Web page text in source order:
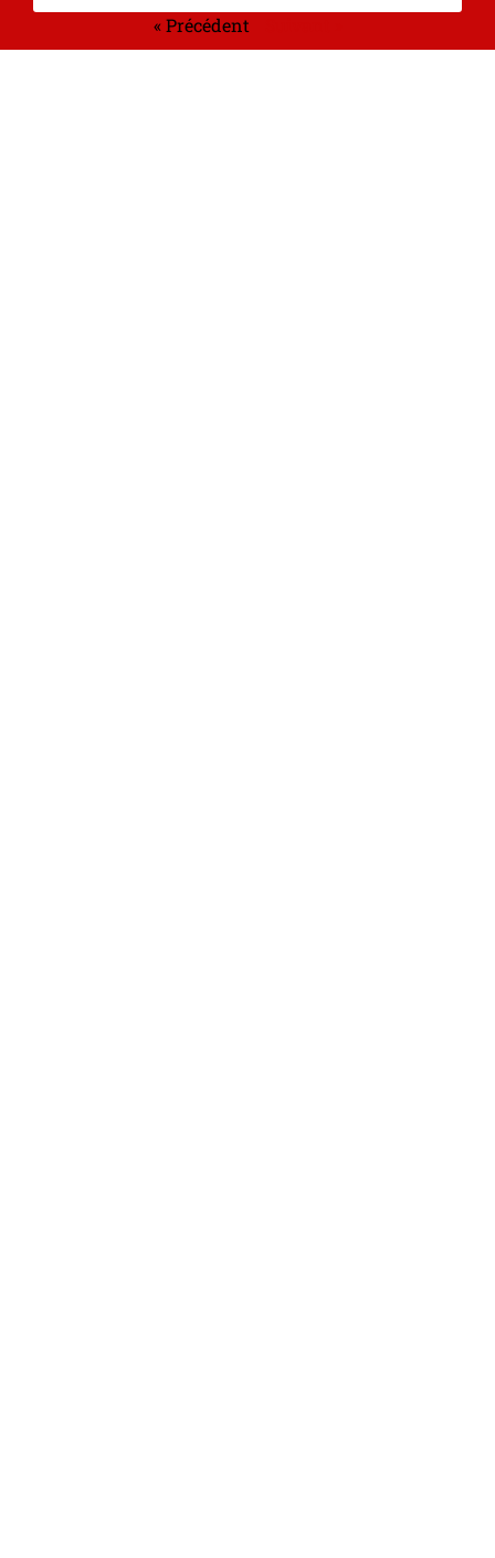
« Précédent